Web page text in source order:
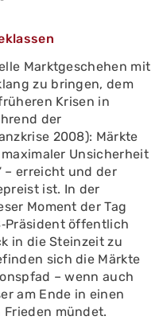
Marktgeschehen mit
zu bringen, dem
Krisen in
der
2008): Märkte
Unsicherheit
– erreicht und der
ist. In der
Moment der Tag
öffentlich
in die Steinzeit zu
sich die Märkte
– wenn auch
am Ende in einen
mündet.